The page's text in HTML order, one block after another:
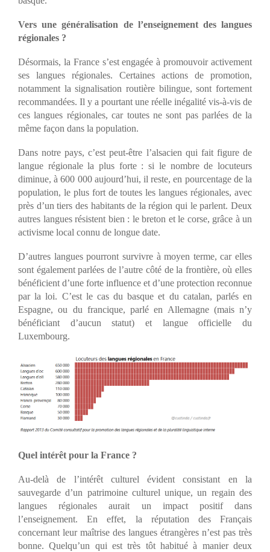
Vers une généralisation de l’enseignement des langues
régionales ?
Désormais, la France s’est engagée à promouvoir activement
ses langues régionales. Certaines actions de promotion,
notamment la signalisation routière bilingue, sont fortement
recommandées. Il y a pourtant une réelle inégalité vis-à-vis de
ces langues régionales, car toutes ne sont pas parlées de la
même façon dans la population.
Dans notre pays, c’est peut-être l’alsacien qui fait figure de
langue régionale la plus forte : si le nombre de locuteurs
diminue, à 600 000 aujourd’hui, il reste, en pourcentage de la
population, le plus fort de toutes les langues régionales, avec
près d’un tiers des habitants de la région qui le parlent. Deux
autres langues résistent bien : le breton et le corse, grâce à un
activisme local connu de longue date.
D’autres langues pourront survivre à moyen terme, car elles
sont également parlées de l’autre côté de la frontière, où elles
bénéficient d’une forte influence et d’une protection reconnue
par la loi. C’est le cas du basque et du catalan, parlés en
Espagne, ou du francique, parlé en Allemagne (mais n’y
bénéficiant d’aucun statut) et langue officielle du
Luxembourg.
Quel intérêt pour la France ?
Au-delà de l’intérêt culturel évident consistant en la
sauvegarde d’un patrimoine culturel unique, un regain des
langues régionales aurait un impact positif dans
l’enseignement. En effet, la réputation des Français
concernant leur maîtrise des langues étrangères n’est pas très
bonne. Quelqu’un qui est très tôt habitué à manier deux